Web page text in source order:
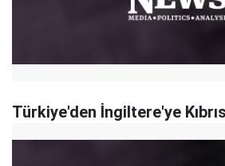
Türkiye'den İngiltere'ye